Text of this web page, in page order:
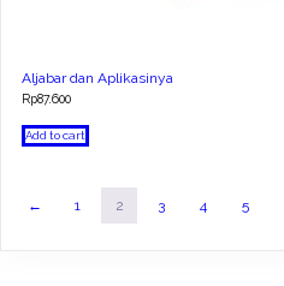
Aljabar dan Aplikasinya
Rp87.600
Add to cart
← 1 2 3 4 5